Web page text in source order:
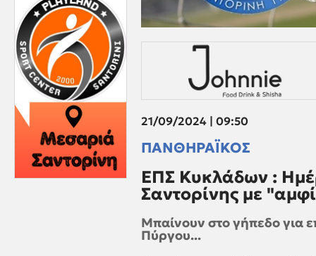
21/09/2024 | 09:50
ΠΑΝΘΗΡΑΪΚΟΣ
ΕΠΣ Κυκλάδων :
Σαντορίνης με
Μπαίνουν στο γήπεδο για
Πύργου...